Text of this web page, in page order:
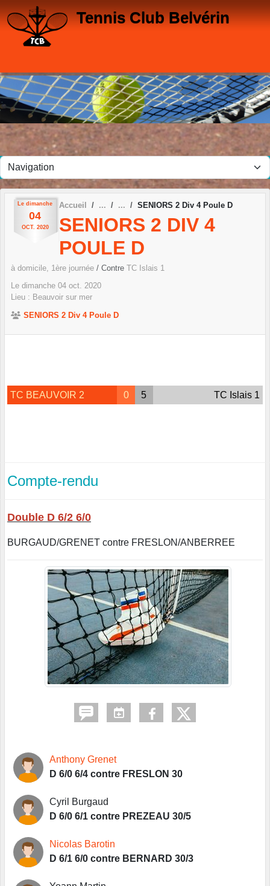
Tennis Club Belvérin
Le dimanche
04
OCT. 2020
Accueil SENIORS 2 Div 4 Poule D
SENIORS 2 DIV 4
POULE D
à domicile, 1ère journée / Contre TC Islais 1
Le dimanche 04 oct. 2020
Lieu : Beauvoir sur mer
SENIORS 2 Div 4 Poule D
TC BEAUVOIR 2 0 5 TC Islais 1
Compte-rendu
Double D 6/2 6/0
BURGAUD/GRENET contre FRESLON/ANBERREE
Anthony Grenet
D 6/0 6/4 contre FRESLON 30
Cyril Burgaud
D 6/0 6/1 contre PREZEAU 30/5
Nicolas Barotin
D 6/1 6/0 contre BERNARD 30/3
Panneau de gestion des cookies